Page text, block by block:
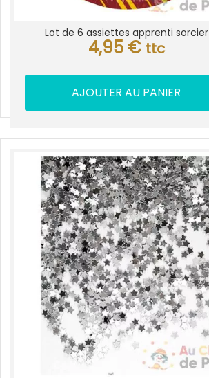
Lot de 6 assiettes apprenti sorcier
4,95 € ttc
AJOUTER AU PANIER